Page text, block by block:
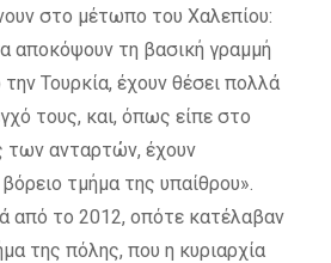
στο μέτωπο του Χαλεπίου:
αποκόψουν τη βασική γραμμή
Τουρκία, έχουν θέσει πολλά
τους, και, όπως είπε στο
των ανταρτών, έχουν
τμήμα της υπαίθρου».
από το 2012, οπότε κατέλαβαν
της πόλης, που η κυριαρχία